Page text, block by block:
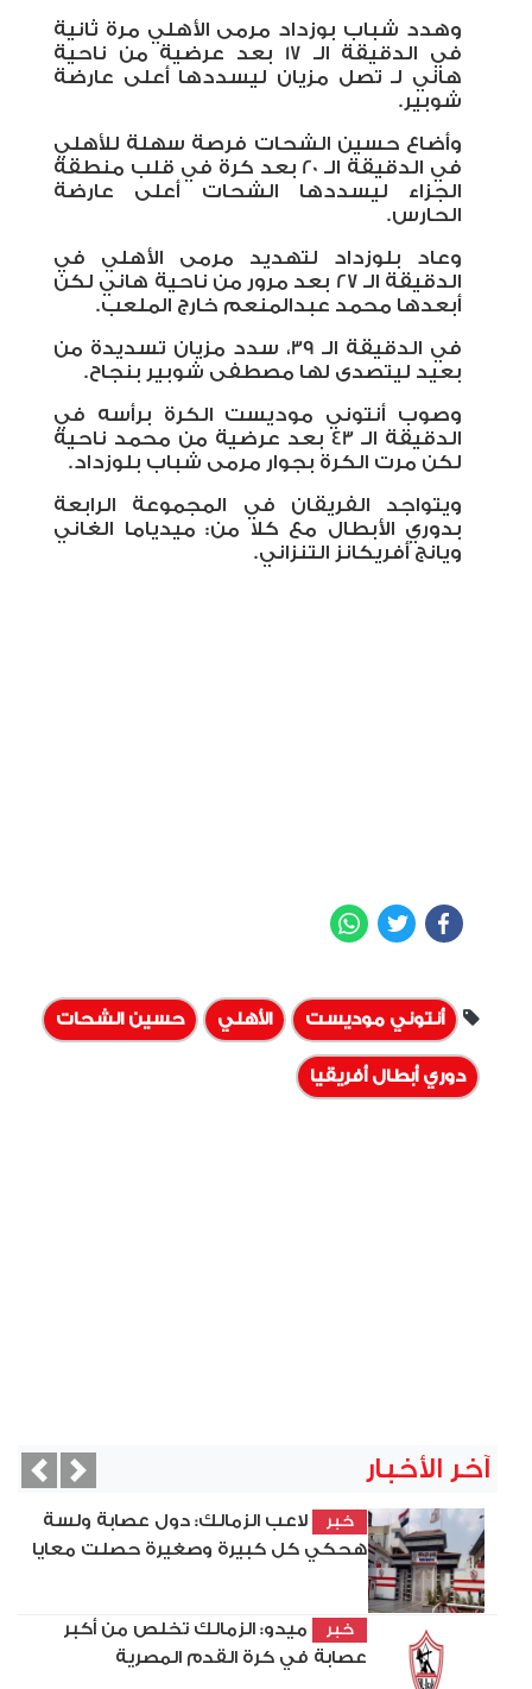
وهدد شباب بوزداد مرمى الأهلي مرة ثانية
في الدقيقة الـ 17 بعد عرضية من ناحية
هاني لـ تصل مزيان ليسددها أعلى عارضة
شوبير.
وأضاع حسين الشحات فرصة سهلة للأهلي
في الدقيقة الـ 20 بعد كرة في قلب منطقة
الجزاء ليسددها الشحات أعلى عارضة
الحارس.
وعاد بلوزداد لتهديد مرمى الأهلي في
الدقيقة الـ 27 بعد مرور من ناحية هاني لكن
أبعدها محمد عبدالمنعم خارج الملعب.
في الدقيقة الـ 39، سدد مزيان تسديدة من
بعيد ليتصدى لها مصطفى شوبير بنجاح.
وصوب أنتوني موديست الكرة برأسه في
الدقيقة الـ 43 بعد عرضية من محمد ناحية
لكن مرت الكرة بجوار مرمى شباب بلوزداد.
ويتواجد الفريقان في المجموعة الرابعة
بدوري الأبطال مع كلا من: ميدياما الغاني
ويانج أفريكانز التنزاني.
Facebook
Twitter
أنتوني موديست الأهلي حسين الشحات
دوري أبطال أفريقيا
آخر الأخبار
خبر
لاعب الزمالك: دول عصابة ولسة
هحكي كل كبيرة وصغيرة حصلت معايا
خبر
ميدو: الزمالك تخلص من أكبر
عصابة في كرة القدم المصرية
Next